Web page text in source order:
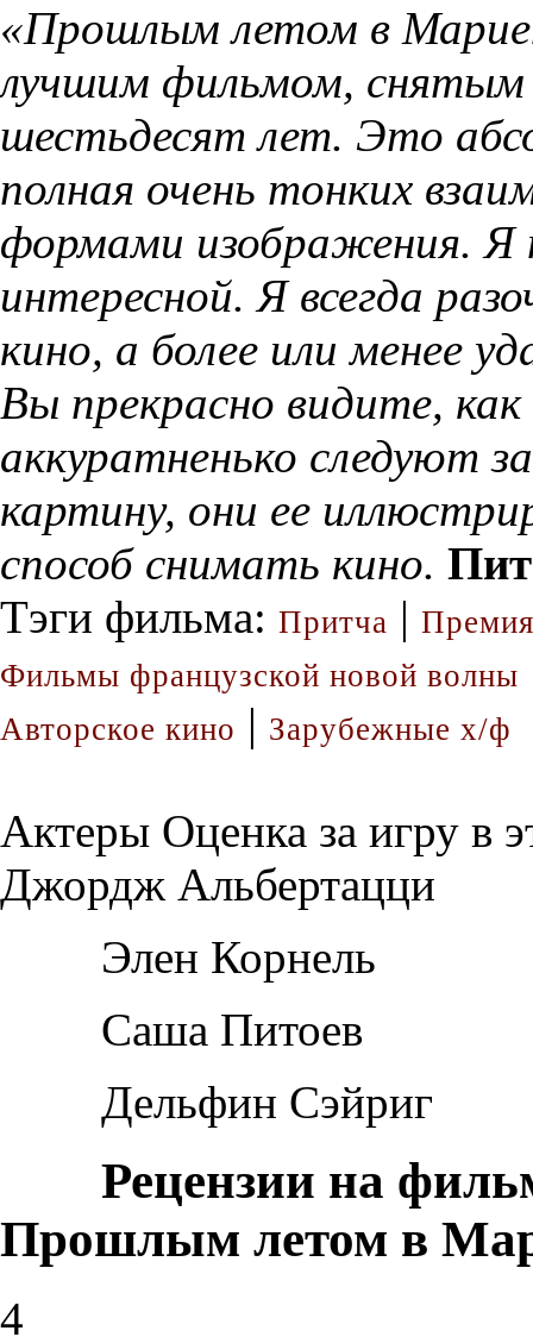
«Прошлым летом в
лучшим фильмом, снятым
шестьдесят лет. Это
полная очень тонких
формами изображения. Я
интересной. Я всегда
кино, а более или менее
Вы прекрасно видите,
аккуратненько следуют
картину, они ее
способ снимать кино.
Тэги фильма: Притча |
Фильмы французской новой волны
Авторское кино | Зарубежные х/ф
Актеры Оценка за игру в
Джордж Альбертацци
Элен Корнель
Саша Питоев
Дельфин Сэйриг
Рецензии на
Прошлым летом в
4